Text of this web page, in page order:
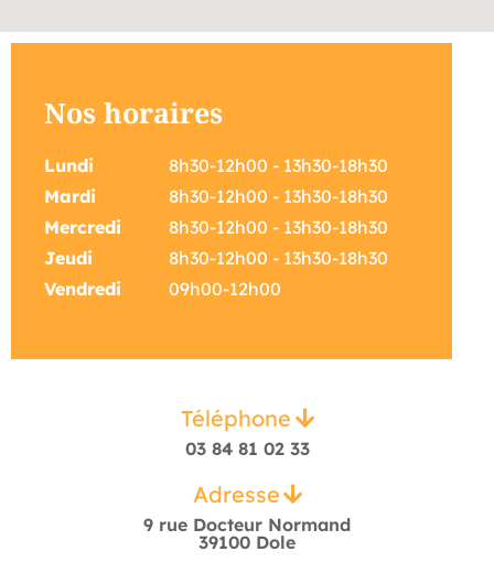
Nos horaires
Lundi
8h30-12h00 - 13h30-18h30
Mardi
8h30-12h00 - 13h30-18h30
Mercredi
8h30-12h00 - 13h30-18h30
Jeudi
8h30-12h00 - 13h30-18h30
Vendredi
09h00-12h00
Téléphone
03 84 81 02 33
Adresse
9 rue Docteur Normand
39100 Dole